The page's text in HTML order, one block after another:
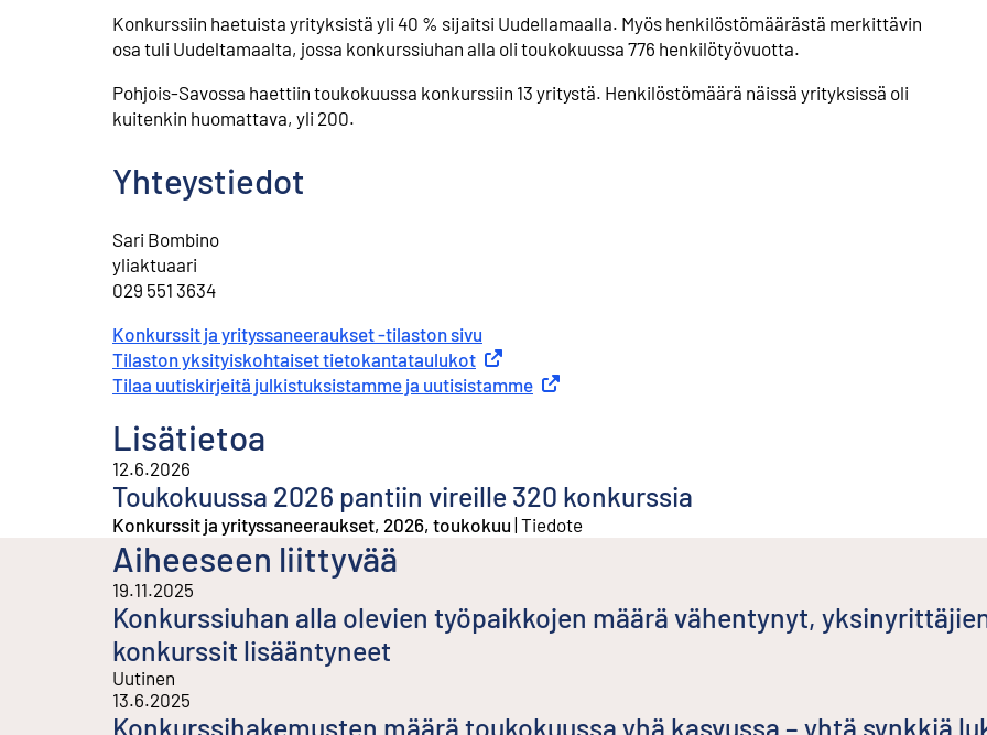
Konkurssiin haetuista yrityksistä yli 40 % sijaitsi Uudellamaalla. Myös henkilöstömäärästä merkittävin
osa tuli Uudeltamaalta, jossa konkurssiuhan alla oli toukokuussa 776 henkilötyövuotta.
Pohjois-Savossa haettiin toukokuussa konkurssiin 13 yritystä. Henkilöstömäärä näissä yrityksissä oli
kuitenkin huomattava, yli 200.
Yhteystiedot
Sari Bombino
⁠⁠yliaktuaari
⁠029 551 3634
Konkurssit ja yrityssaneeraukset -tilaston sivu
⁠⁠Tilaston yksityiskohtaiset tietokantataulukot Ulkoinen linkki
⁠⁠⁠Tilaa uutiskirjeitä julkistuksistamme ja uutisistamme Ulkoinen linkki
Lisätietoa
Toukokuussa 2026 pantiin vireille 320 konkurssia
12.6.2026
Konkurssit ja yrityssaneeraukset, 2026, toukokuu Tiedote
Aiheeseen liittyvää
Konkurssiuhan alla olevien työpaikkojen määrä vähentynyt,
konkurssit lisääntyneet
19.11.2025
Uutinen
Konkurssihakemusten määrä toukokuussa yhä kasvussa – yhtä synkkiä
13.6.2025